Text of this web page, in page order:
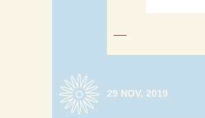
29 NOV. 2019